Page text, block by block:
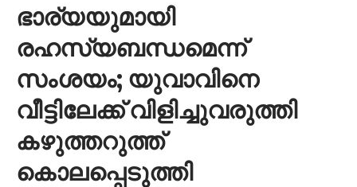
ഭാര്യയുമായി
രഹസ്യബന്ധമെന്ന്
സംശയം; യുവാവിനെ
വീട്ടിലേക്ക് വിളിച്ചുവരുത്തി
കഴുത്തറുത്ത്
കൊലപ്പെടുത്തി